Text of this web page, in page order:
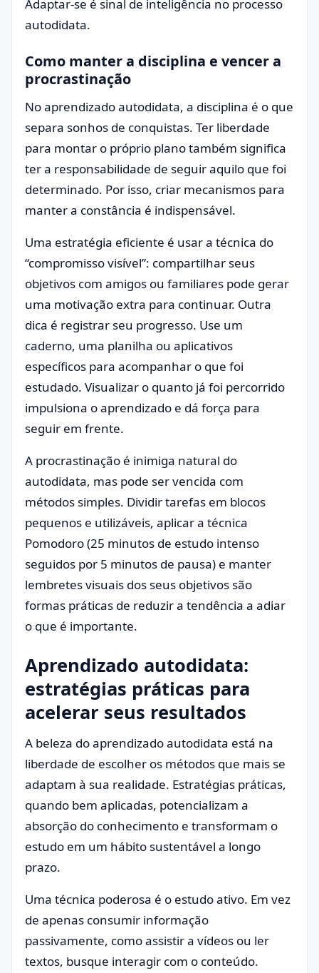
Adaptar-se é sinal de inteligência no processo
autodidata.
Como manter a disciplina e vencer a
procrastinação
No aprendizado autodidata, a disciplina é o que
separa sonhos de conquistas. Ter liberdade
para montar o próprio plano também significa
ter a responsabilidade de seguir aquilo que foi
determinado. Por isso, criar mecanismos para
manter a constância é indispensável.
Uma estratégia eficiente é usar a técnica do
“compromisso visível”: compartilhar seus
objetivos com amigos ou familiares pode gerar
uma motivação extra para continuar. Outra
dica é registrar seu progresso. Use um
caderno, uma planilha ou aplicativos
específicos para acompanhar o que foi
estudado. Visualizar o quanto já foi percorrido
impulsiona o aprendizado e dá força para
seguir em frente.
A procrastinação é inimiga natural do
autodidata, mas pode ser vencida com
métodos simples. Dividir tarefas em blocos
pequenos e utilizáveis, aplicar a técnica
Pomodoro (25 minutos de estudo intenso
seguidos por 5 minutos de pausa) e manter
lembretes visuais dos seus objetivos são
formas práticas de reduzir a tendência a adiar
o que é importante.
Aprendizado autodidata:
estratégias práticas para
acelerar seus resultados
A beleza do aprendizado autodidata está na
liberdade de escolher os métodos que mais se
adaptam à sua realidade. Estratégias práticas,
quando bem aplicadas, potencializam a
absorção do conhecimento e transformam o
estudo em um hábito sustentável a longo
prazo.
Uma técnica poderosa é o estudo ativo. Em vez
de apenas consumir informação
passivamente, como assistir a vídeos ou ler
textos, busque interagir com o conteúdo.